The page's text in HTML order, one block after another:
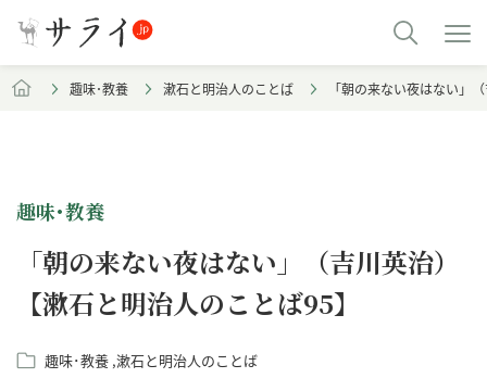
趣味･教養 漱石と明治人のことば 「朝の来ない夜はない」
趣味･教養
「朝の来ない夜はない」（吉川英治）
【漱石と明治人のことば95】
趣味･教養 漱石と明治人のことば